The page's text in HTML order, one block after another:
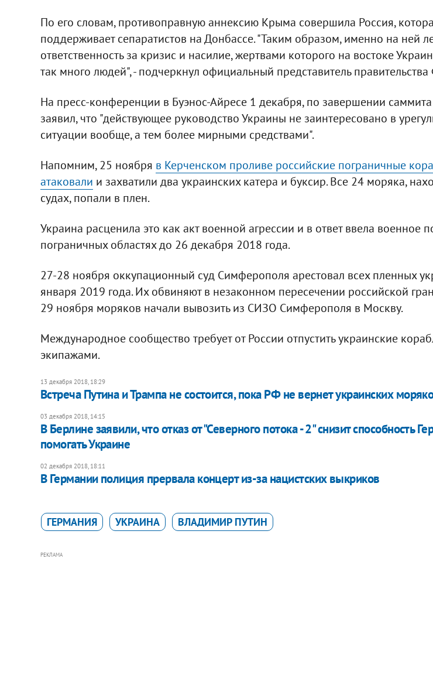
По его словам, противоправную аннексию Крыма совершила Россия,
поддерживает сепаратистов на Донбассе. "Таким образом, именно на ней
ответственность за кризис и насилие, жертвами которого на востоке
так много людей", - подчеркнул официальный представитель правительства
На пресс-конференции в Буэнос-Айресе 1 декабря, по завершении саммита
заявил, что "действующее руководство Украины не заинтересовано в
ситуации вообще, а тем более мирными средствами".
Напомним, 25 ноября в Керченском проливе российские пограничные
атаковали и захватили два украинских катера и буксир. Все 24 моряка,
судах, попали в плен.
Украина расценила это как акт военной агрессии и в ответ ввела военное
пограничных областях до 26 декабря 2018 года.
27-28 ноября оккупационный суд Симферополя арестовал всех пленных
января 2019 года. Их обвиняют в незаконном пересечении российской
29 ноября моряков начали вывозить из СИЗО Симферополя в Москву.
Международное сообщество требует от России отпустить украинские
экипажами.
13 декабря 2018, 18:29
​Встреча Путина и Трампа не состоится, пока РФ не вернет украинских
03 декабря 2018, 14:15
В Берлине заявили, что отказ от "Северного потока - 2" снизит способность
помогать Украине
02 декабря 2018, 18:11
В Германии полиция прервала концерт из-за нацистских выкриков
ГЕРМАНИЯ УКРАИНА ВЛАДИМИР ПУТИН
РЕКЛАМА